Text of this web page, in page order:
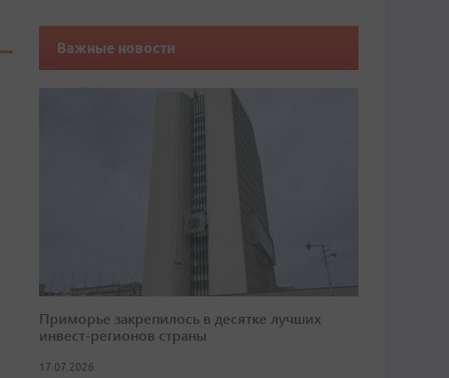
Важные новости
Приморье закрепилось в десятке лучших
инвест-регионов страны
17.07.2026